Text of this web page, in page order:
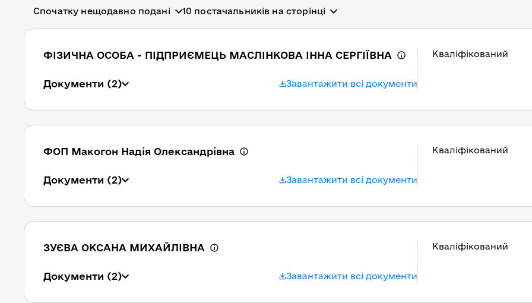
Спочатку нещодавно подані 10 постачальників на сторінці
ФІЗИЧНА ОСОБА - ПІДПРИЄМЕЦЬ МАСЛІНКОВА ІННА СЕРГІЇВНА
Документи (2) Завантажити всі документи
Кваліфікований
ФОП Макогон Надія Олександрівна
Документи (2) Завантажити всі документи
Кваліфікований
ЗУЄВА ОКСАНА МИХАЙЛІВНА
Документи (2) Завантажити всі документи
Кваліфікований